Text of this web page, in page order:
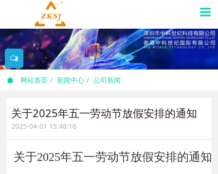
网站首页 新闻中心 公司新闻
关于2025年五一劳动节放假安排的通知
2025-04-01 15:48:16
关于2025年五一劳动节放假安排的通知